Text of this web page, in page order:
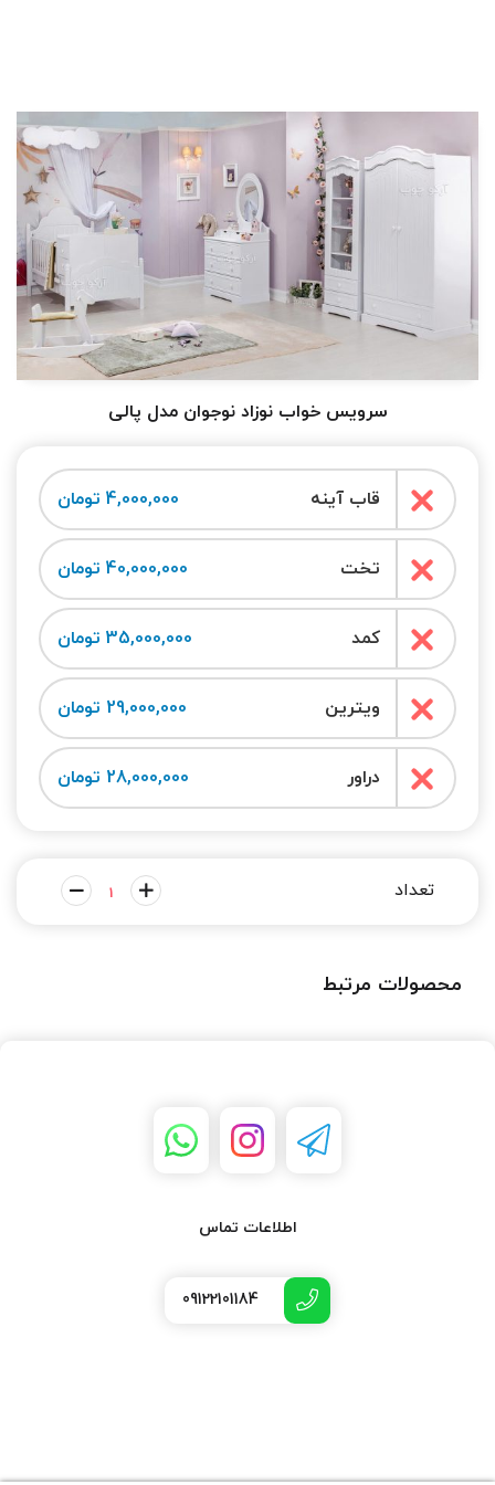
سرویس خواب نوزاد نوجوان مدل پالی
قاب آینه 4,000,000 تومان
تخت 40,000,000 تومان
کمد 35,000,000 تومان
ویترین 29,000,000 تومان
دراور 28,000,000 تومان
محصولات مرتبط
اطلاعات تماس
09122101184